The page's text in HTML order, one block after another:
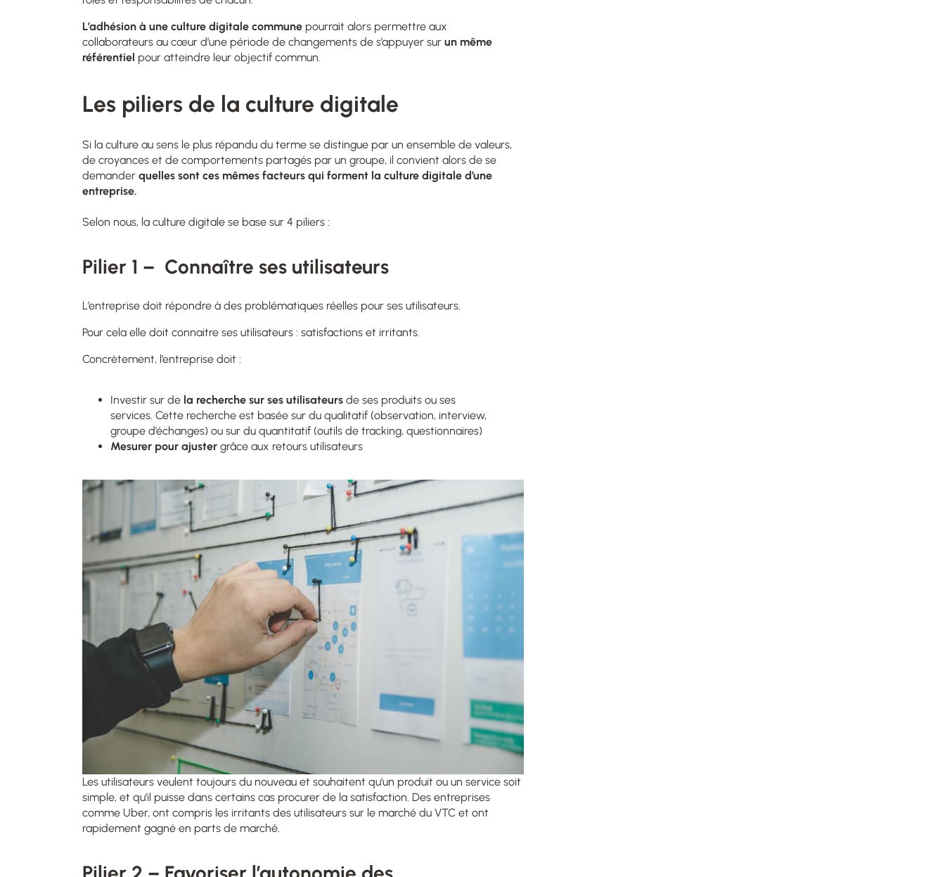
L’adhésion à une culture digitale commune pourrait alors permettre aux
collaborateurs au cœur d’une période de changements de s’appuyer sur un même
référentiel pour atteindre leur objectif commun.
Les piliers de la culture digitale
Si la culture au sens le plus répandu du terme se distingue par un ensemble de valeurs,
de croyances et de comportements partagés par un groupe, il convient alors de se
demander quelles sont ces mêmes facteurs qui forment la culture digitale d’une
entreprise.
Selon nous, la culture digitale se base sur 4 piliers :
Pilier 1 – Connaître ses utilisateurs
L’entreprise doit répondre à des problématiques réelles pour ses utilisateurs.
Pour cela elle doit connaitre ses utilisateurs : satisfactions et irritants.
Concrètement, l’entreprise doit :
Investir sur de la recherche sur ses utilisateurs de ses produits ou ses
services. Cette recherche est basée sur du qualitatif (observation, interview,
groupe d’échanges) ou sur du quantitatif (outils de tracking, questionnaires)
Mesurer pour ajuster grâce aux retours utilisateurs
Les utilisateurs veulent toujours du nouveau et souhaitent qu’un produit ou un service soit
simple, et qu’il puisse dans certains cas procurer de la satisfaction. Des entreprises
comme Uber, ont compris les irritants des utilisateurs sur le marché du VTC et ont
rapidement gagné en parts de marché.